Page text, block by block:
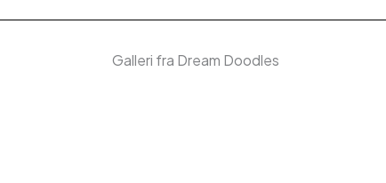
Galleri fra Dream Doodles